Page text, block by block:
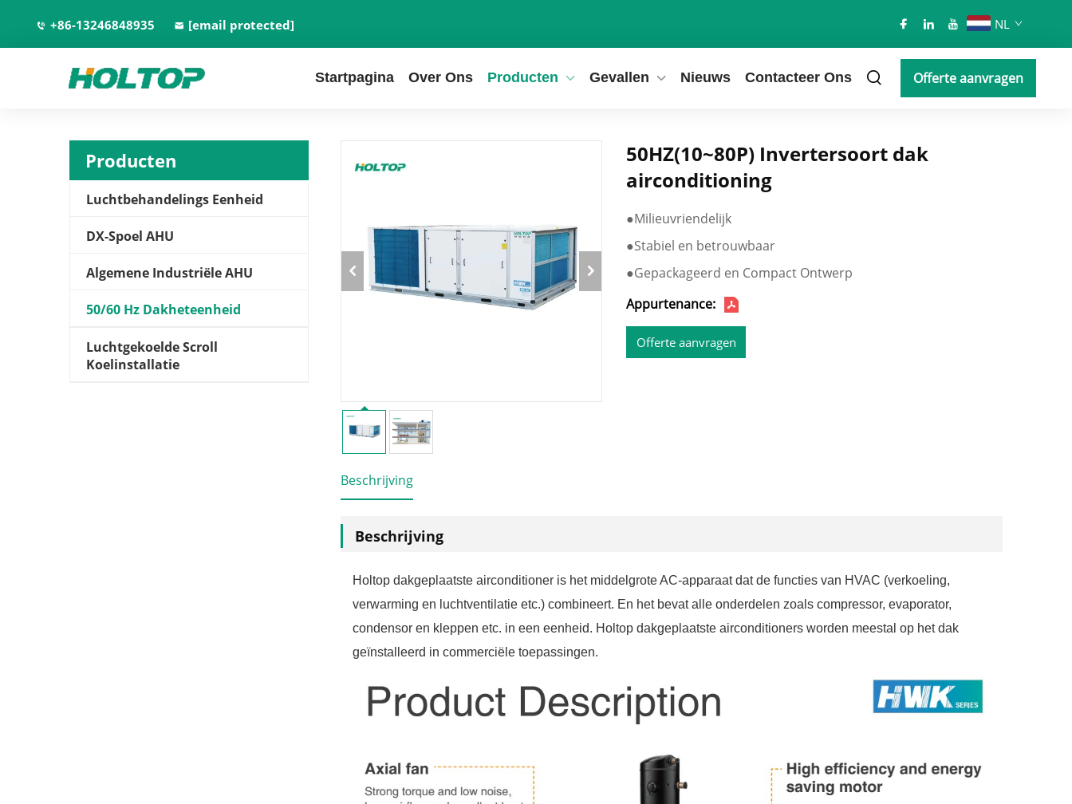
+86-13246848935 [email protected] NL
Startpagina Over Ons Producten Gevallen Nieuws Contacteer Ons Offerte aanvragen
Producten
Luchtbehandelings Eenheid
DX-Spoel AHU
Algemene Industriële AHU
50/60 Hz Dakheteenheid
Luchtgekoelde Scroll
Koelinstallatie
50HZ(10~80P) Invertersoort dak
airconditioning
●Milieuvriendelijk
●Stabiel en betrouwbaar
●Gepackageerd en Compact Ontwerp
Appurtenance:
Offerte aanvragen
Beschrijving
Beschrijving
Holtop dakgeplaatste airconditioner is het middelgrote AC-apparaat dat de functies van HVAC (verkoeling,
verwarming en luchtventilatie etc.) combineert. En het bevat alle onderdelen zoals compressor, evaporator,
condensor en kleppen etc. in een eenheid. Holtop dakgeplaatste airconditioners worden meestal op het dak
geïnstalleerd in commerciële toepassingen.